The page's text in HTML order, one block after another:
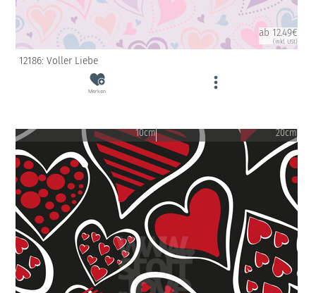
ab 12.49€
(inkl. USt)
12186: Voller Liebe
Merken
10cm 20cm